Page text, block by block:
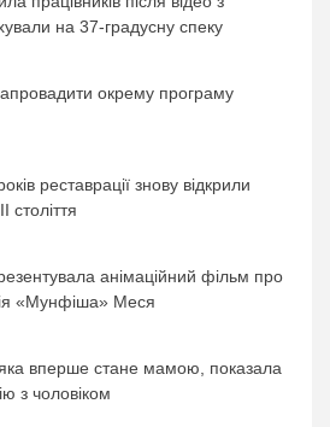
на 37-градусну спеку
окрему програму
реставрації знову відкрили
століття
анімаційний фільм про
«Мунфіша» Меся
вперше стане мамою, показала
з чоловіком